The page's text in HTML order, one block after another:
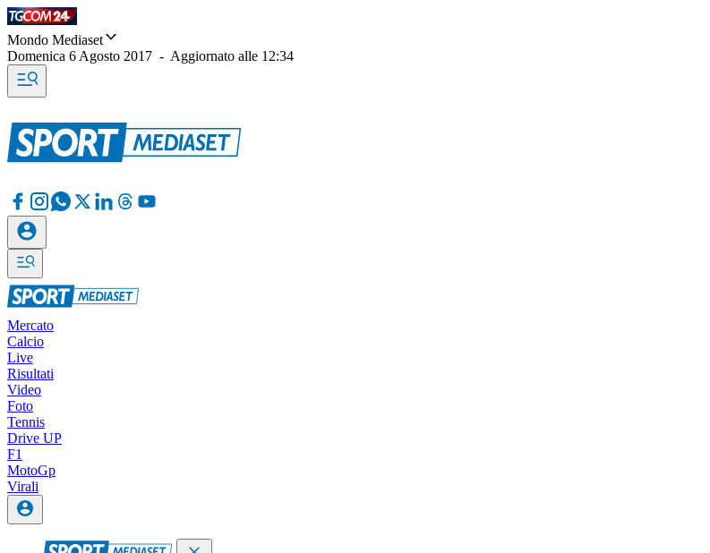
Mondo Mediaset
Domenica 6 Agosto 2017 - Aggiornato alle 12:34
Mercato
Calcio
Live
Risultati
Video
Foto
Tennis
Drive UP
F1
MotoGp
Virali